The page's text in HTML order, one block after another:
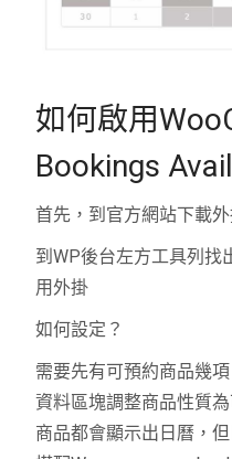
如何啟用
Bookings
首先，到官方網站下載
到WP後台左方工具列找
用外掛
如何設定？
需要先有可預約商品幾
資料區塊調整商品性質
商品都會顯示出日曆，